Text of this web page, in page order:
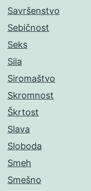
Savršenstvo
Sebičnost
Seks
Sila
Siromaštvo
Skromnost
Škrtost
Slava
Sloboda
Smeh
Smešno